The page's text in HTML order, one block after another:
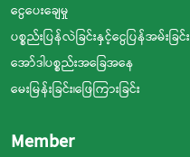
ငွေပေးချေမှု
ပစ္စည်းပြန်လဲခြင်းနှင့်ငွေပြန်အမ်းခြင်း
အော်ဒါပစ္စည်းအခြေအနေ
မေးမြန်းခြင်း၊ဖြေကြားခြင်း
Member